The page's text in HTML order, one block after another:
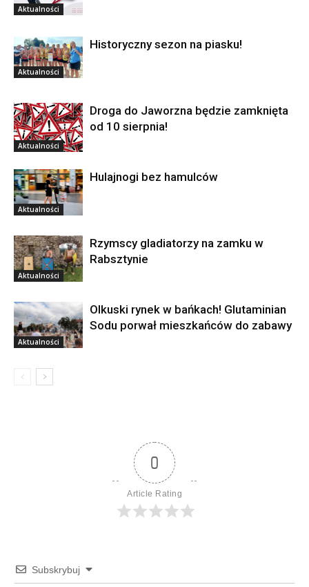
Aktualności
Aktualności
Historyczny sezon na piasku!
Aktualności
Droga do Jaworzna będzie zamknięta
od 10 sierpnia!
Aktualności
Hulajnogi bez hamulców
Aktualności
Rzymscy gladiatorzy na zamku w
Rabsztynie
Aktualności
Olkuski rynek w bańkach! Glutaminian
Sodu porwał mieszkańców do zabawy
0
Article Rating
Subskrybuj